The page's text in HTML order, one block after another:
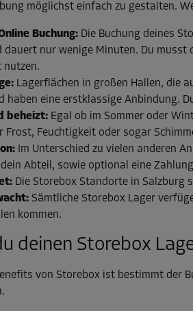
möglichst einfach zu gestalten.
Buchung: Die Buchung deines
dauert nur wenige Minuten. Du
nutzen.
Lagerflächen in großen Hallen, die
haben eine erstklassige Anbindung.
beheizt: Egal ob im Sommer oder
Frost, Feuchtigkeit oder sogar
Im Unterschied zu vielen anderen
Abteil, sowie optional eine
Die Storebox Standorte in Salzburg
Sämtliche Storebox Lager
kommen.
deinen Storebox
von Storebox ist bestimmt der